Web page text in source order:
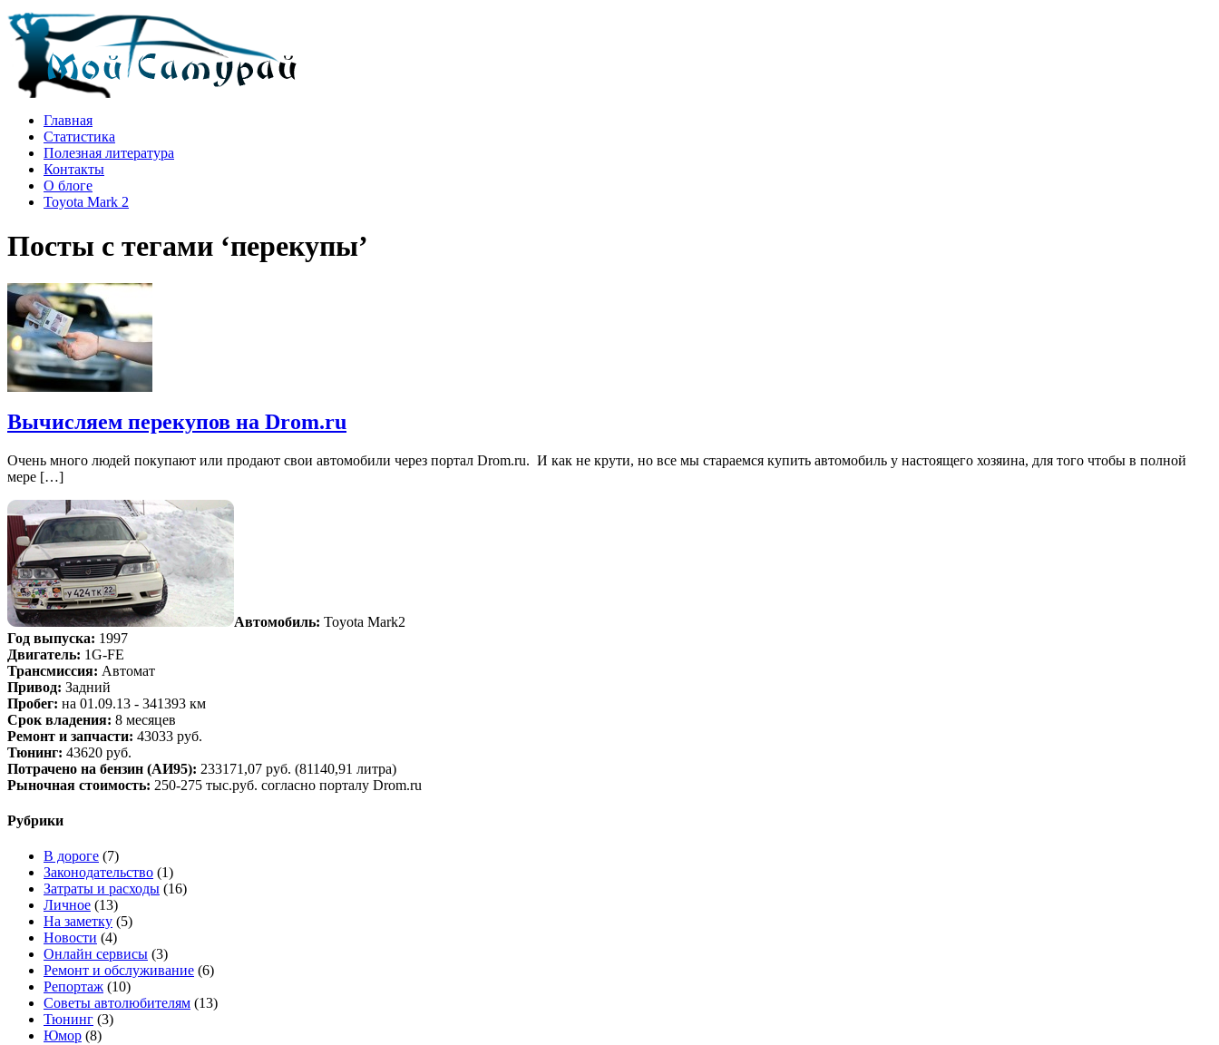
Главная
Статистика
Полезная литература
Контакты
О блоге
Toyota Mark 2
Посты с тегами ‘перекупы’
Вычисляем перекупов на Drom.ru
Очень много людей покупают или продают свои автомобили через портал Drom.ru. И как не крути, но все мы стараемся купить автомобиль у настоящего хозяина, для того чтобы в полной
мере […]
Автомобиль: Toyota Mark2
Год выпуска: 1997
Двигатель: 1G-FE
Трансмиссия: Автомат
Привод: Задний
Пробег: на 01.09.13 - 341393 км
Срок владения: 8 месяцев
Ремонт и запчасти: 43033 руб.
Тюнинг: 43620 руб.
Потрачено на бензин (АИ95): 233171,07 руб. (81140,91 литра)
Рыночная стоимость: 250-275 тыс.руб. согласно порталу Drom.ru
Рубрики
В дороге (7)
Законодательство (1)
Затраты и расходы (16)
Личное (13)
На заметку (5)
Новости (4)
Онлайн сервисы (3)
Ремонт и обслуживание (6)
Репортаж (10)
Советы автолюбителям (13)
Тюнинг (3)
Юмор (8)